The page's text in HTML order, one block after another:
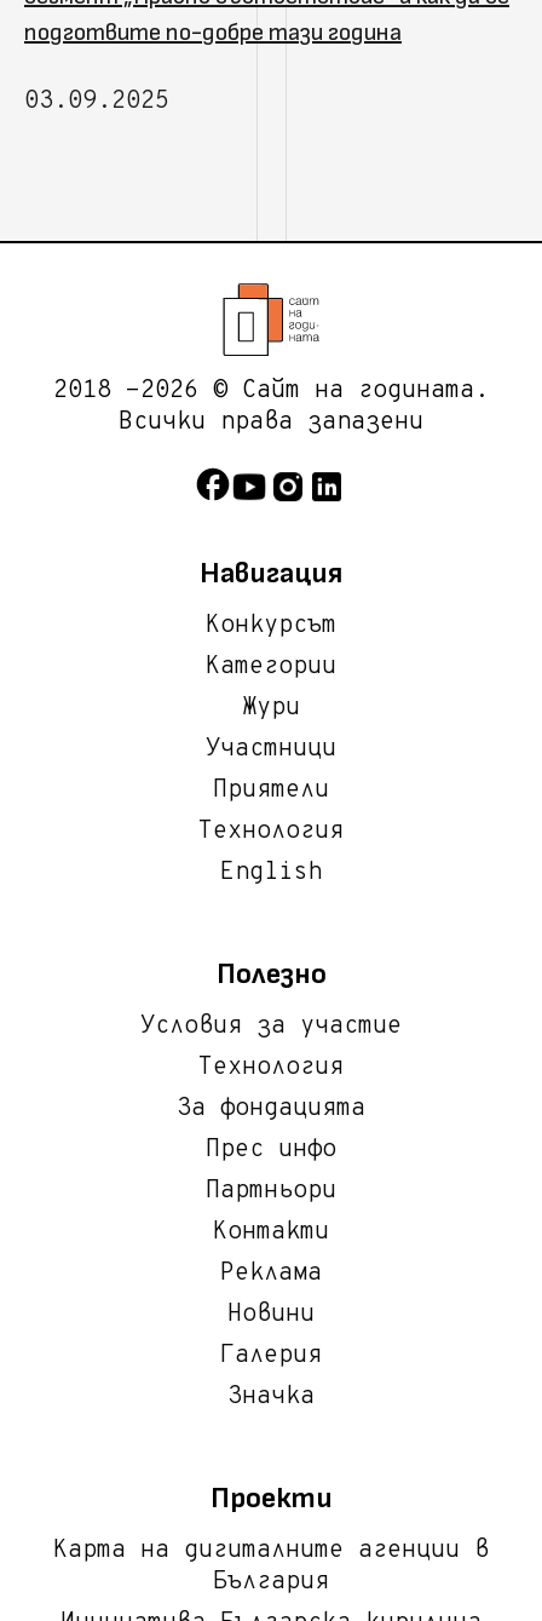
подготвите по-добре тази година
03.09.2025
2018 -2026 © Сайт на годината.
Всички права запазени
Навигация
Конкурсът
Категории
Жури
Участници
Приятели
Технология
English
Полезно
Условия за участие
Технология
За фондацията
Прес инфо
Партньори
Контакти
Реклама
Новини
Галерия
Значка
Проекти
Карта на дигиталните агенции в
България